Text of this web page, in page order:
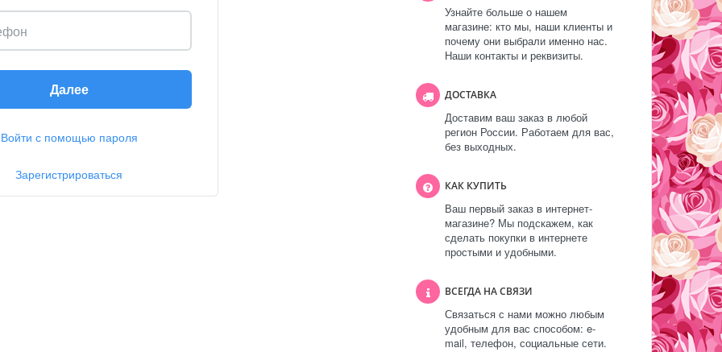
Далее
Войти с помощью пароля
Зарегистрироваться
Узнайте больше о нашем
магазине: кто мы, наши клиенты и
почему они выбрали именно нас.
Наши контакты и реквизиты.
ДОСТАВКА
Доставим ваш заказ в любой
регион России. Работаем для вас,
без выходных.
КАК КУПИТЬ
Ваш первый заказ в интернет-
магазине? Мы подскажем, как
сделать покупки в интернете
простыми и удобными.
ВСЕГДА НА СВЯЗИ
Связаться с нами можно любым
удобным для вас способом: e-
mail, телефон, социальные сети.